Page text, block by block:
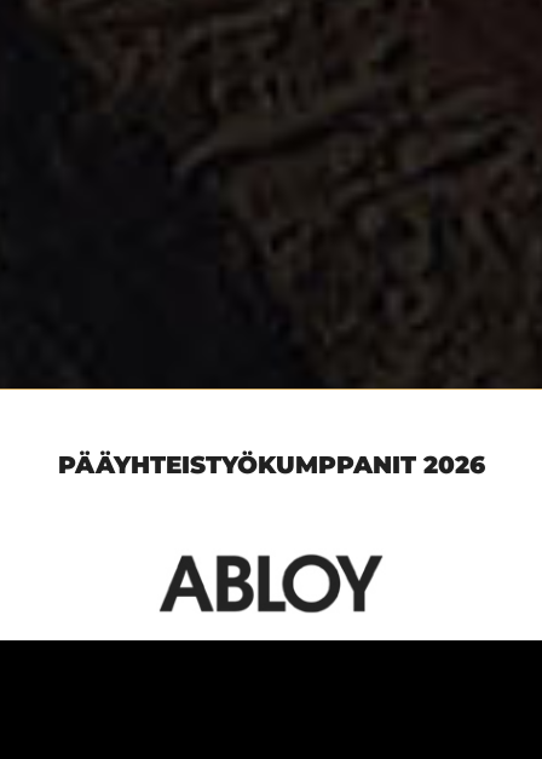
PÄÄYHTEISTYÖKUMPPANIT 2026